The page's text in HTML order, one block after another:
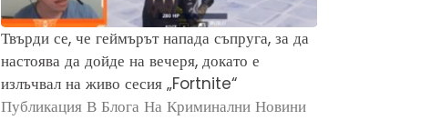
Твърди се, че геймърът напада съпруга, за да
настоява да дойде на вечеря, докато е
излъчвал на живо сесия „Fortnite“
Публикация В Блога На Криминални Новини